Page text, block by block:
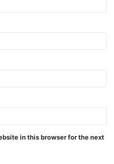
in this browser for the next